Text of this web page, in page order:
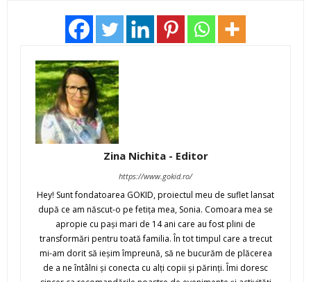
Zina Nichita - Editor
https://www.gokid.ro/
Hey! Sunt fondatoarea GOKID, proiectul meu de suflet lansat
după ce am născut-o pe fetiţa mea, Sonia. Comoara mea se
apropie cu paşi mari de 14 ani care au fost plini de
transformări pentru toată familia. În tot timpul care a trecut
mi-am dorit să ieşim împreună, să ne bucurăm de plăcerea
de a ne întâlni şi conecta cu alţi copii şi părinţi. Îmi doresc